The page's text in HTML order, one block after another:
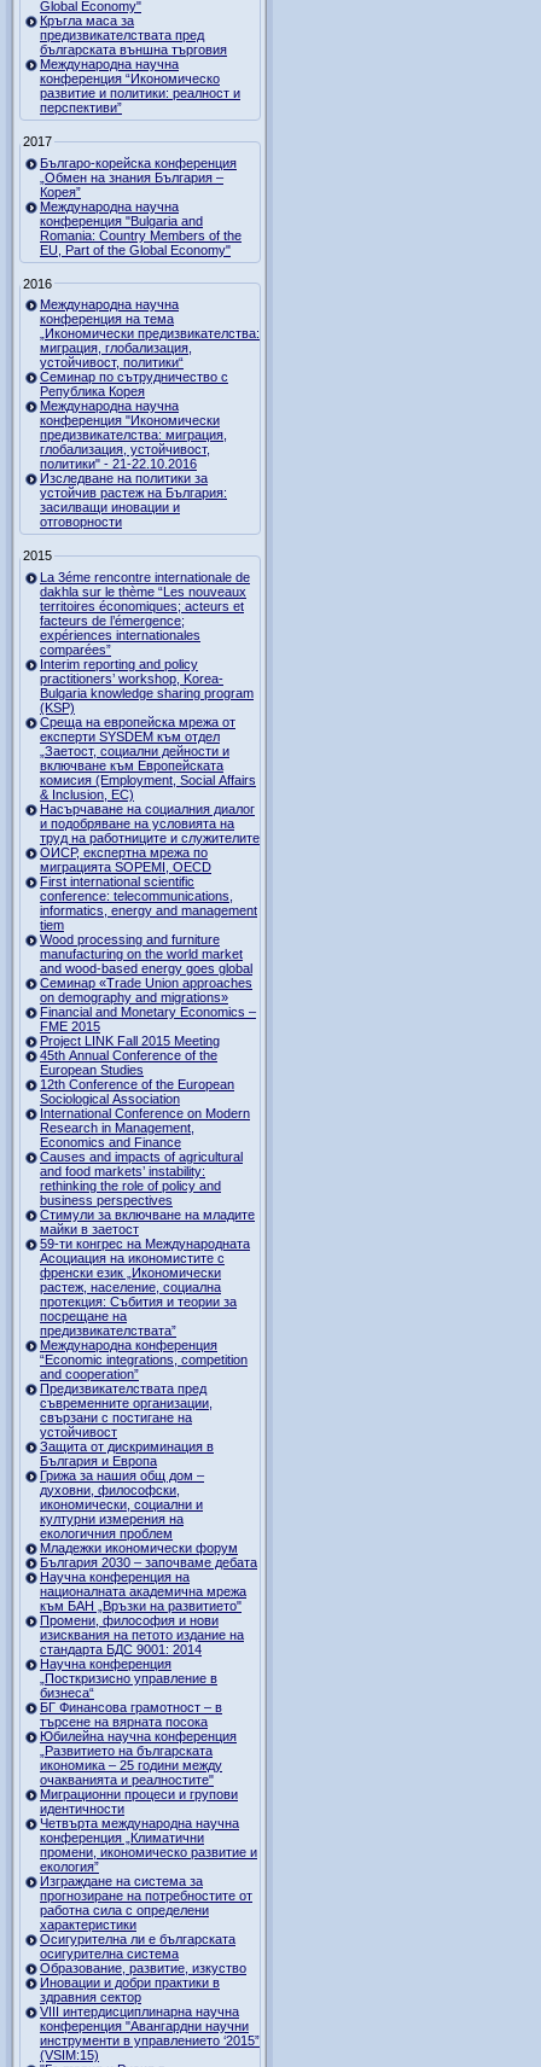
Global Economy"
Кръгла маса за
предизвикателствата пред
българската външна търговия
Международна научна
конференция “Икономическо
развитие и политики: реалност и
перспективи”
2017
Българо-корейска конференция
„Обмен на знания България –
Корея”
Международна научна
конференция "Bulgaria and
Romania: Country Members of the
EU, Part of the Global Economy"
2016
Международна научна
конференция на тема
„Икономически предизвикателства:
миграция, глобализация,
устойчивост, политики“
Семинар по сътрудничество с
Република Корея
Международна научна
конференция "Икономически
предизвикателства: миграция,
глобализация, устойчивост,
политики" - 21-22.10.2016
Изследване на политики за
устойчив растеж на България:
засилващи иновации и
отговорности
2015
La 3éme rencontre internationale de
dakhla sur le thème “Les nouveaux
territoires économiques; acteurs et
facteurs de l’émergence;
expériences internationales
comparées”
Interim reporting and policy
practitioners’ workshop, Korea-
Bulgaria knowledge sharing program
(KSP)
Среща на европейска мрежа от
експерти SYSDEM към отдел
„Заетост, социални дейности и
включване към Европейската
комисия (Employment, Social Affairs
& Inclusion, ЕС)
Насърчаване на социалния диалог
и подобряване на условията на
труд на работниците и служителите
ОИСР, експертна мрежа по
миграцията SOPEMI, OECD
First international scientific
conference: telecommunications,
informatics, energy and management
tiem
Wood processing and furniture
manufacturing on the world market
and wood-based energy goes global
Семинар «Trade Union approaches
on demography and migrations»
Financial and Monetary Economics –
FME 2015
Project LINK Fall 2015 Meeting
45th Annual Conference of the
European Studies
12th Conference of the European
Sociological Association
International Conference on Modern
Research in Management,
Economics and Finance
Causes and impacts of agricultural
and food markets’ instability:
rethinking the role of policy and
business perspectives
Стимули за включване на младите
майки в заетост
59-ти конгрес на Международната
Асоциация на икономистите с
френски език „Икономически
растеж, население, социална
протекция: Събития и теории за
посрещане на
предизвикателствата”
Международна конференция
“Economic integrations, competition
and cooperation”
Предизвикателствата пред
съвременните организации,
свързани с постигане на
устойчивост
Защита от дискриминация в
България и Европа
Грижа за нашия общ дом –
духовни, философски,
икономически, социални и
културни измерения на
екологичния проблем
Младежки икономически форум
България 2030 – започваме дебата
Научна конференция на
националната академична мрежа
към БАН „Връзки на развитието"
Промени, философия и нови
изисквания на петото издание на
стандарта БДС 9001: 2014
Научна конференция
„Посткризисно управление в
бизнеса“
БГ Финансова грамотност – в
търсене на вярната посока
Юбилейна научна конференция
„Развитието на българската
икономика – 25 години между
очакванията и реалностите"
Миграционни процеси и групови
идентичности
Четвърта международна научна
конференция „Климатични
промени, икономическо развитие и
екология”
Изграждане на система за
прогнозиране на потребностите от
работна сила с определени
характеристики
Осигурителна ли е българската
осигурителна система
Образование, развитие, изкуство
Иновации и добри практики в
здравния сектор
VIII интердисциплинарна научна
конференция "Авангардни научни
инструменти в управлението ‘2015”
(VSIM:15)